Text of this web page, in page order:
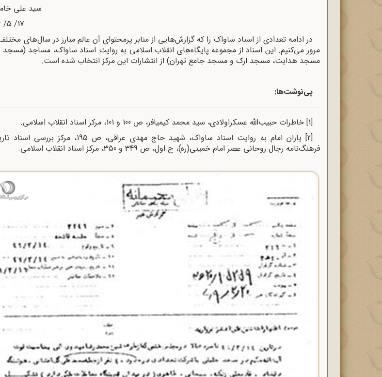
سید علی
/5 /17
در ادامه تعدادی از اسناد ساواک را که گزارش‌هایی از منابر پرمحتوای آن عالم مبارز در سال‌های
مرور می‌کنیم. این اسناد از مجموعه پایگاه‌های انقلاب اسلامی به روایت اسناد ساواک، مساجد (مسجد
مسجد هدایت، مسجد ارک و مسجد جامع تهران) از انتشارات این مرکز انتخاب شده است.
پی‌نوشت‌ها:
[1] خاطرات حبیب‌الله عسکراولادی، سید محمد کیمیافر، ص 100 و 101، مرکز اسناد انقلاب اسلامی.
[2]
یاران امام به روایت اسناد ساواک، شهید حاج مهدی عراقی، ص 195،
فرهنگ‌نامه رجال روحانی عصر امام خمینی(ره)، ج اول، ص 349 و 350، مرکز اسناد انقلاب اسلامی.